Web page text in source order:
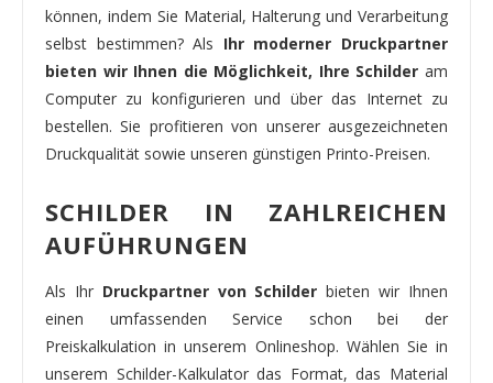
können, indem Sie Material, Halterung und Verarbeitung
selbst bestimmen? Als Ihr moderner Druckpartner
bieten wir Ihnen die Möglichkeit, Ihre Schilder am
Computer zu konfigurieren und über das Internet zu
bestellen. Sie profitieren von unserer ausgezeichneten
Druckqualität sowie unseren günstigen Printo-Preisen.
SCHILDER IN ZAHLREICHEN
AUFÜHRUNGEN
Als Ihr Druckpartner von Schilderbieten wir Ihnen
einen umfassenden Service schon bei der
Preiskalkulation in unserem Onlineshop. Wählen Sie in
unserem Schilder-Kalkulator das Format, das Material